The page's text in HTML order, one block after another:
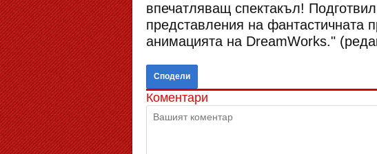
впечатляващ спектакъл!
представления на фантастичната
анимацията на DreamWorks."
Сподели
Коментари